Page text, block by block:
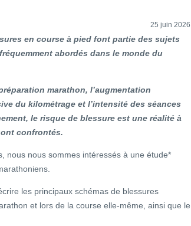
25 juin 2026
en course à pied font partie des sujets
abordés dans le monde du
marathon, l’augmentation
du kilométrage et l’intensité des séances
le risque de blessure est une réalité à
confrontés.
nous nous sommes intéressés à une étude*
les principaux schémas de blessures
et lors de la course elle-même, ainsi que le